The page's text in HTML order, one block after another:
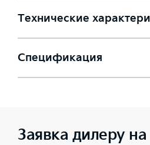
Технические
Спецификация
Заявка дилеру